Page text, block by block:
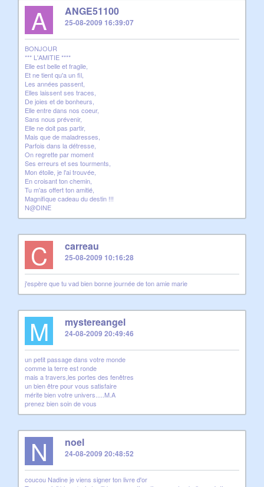
A ANGE51100
25-08-2009 16:39:07
BONJOUR
*** L'AMITIE ****
Elle est belle et fragile,
Et ne tient qu'a un fil,
Les années passent,
Elles laissent ses traces,
De joies et de bonheurs,
Elle entre dans nos coeur,
Sans nous prévenir,
Elle ne doit pas partir,
Mais que de maladresses,
Parfois dans la détresse,
On regrette par moment
Ses erreurs et ses tourments,
Mon étoile, je l'ai trouvée,
En croisant ton chemin,
Tu m'as offert ton amitié,
Magnifique cadeau du destin !!!
N@DINE
C carreau
25-08-2009 10:16:28
j'espère que tu vad bien bonne journée de ton amie marie
M mystereangel
24-08-2009 20:49:46
un petit passage dans votre monde
comme la terre est ronde
mais a travers,les portes des fenêtres
un bien être pour vous satisfaire
mérite bien votre univers.....M.A
prenez bien soin de vous
N noel
24-08-2009 20:48:52
coucou Nadine je viens signer ton livre d'or